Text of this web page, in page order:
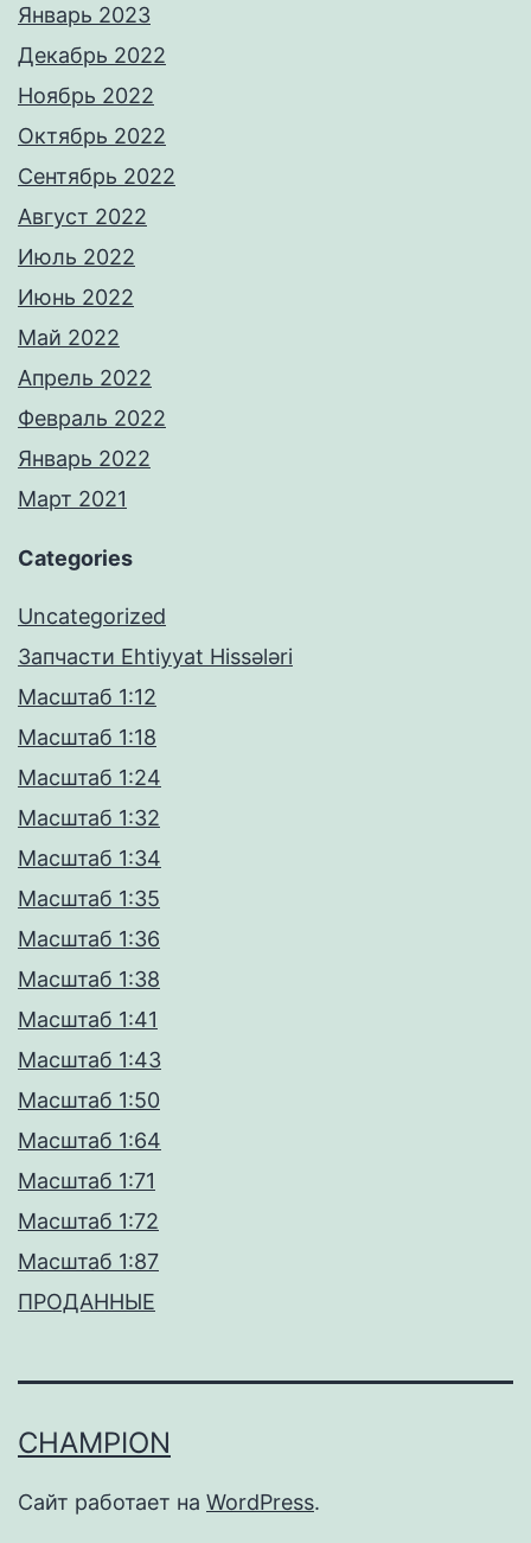
Январь 2023
Декабрь 2022
Ноябрь 2022
Октябрь 2022
Сентябрь 2022
Август 2022
Июль 2022
Июнь 2022
Май 2022
Апрель 2022
Февраль 2022
Январь 2022
Март 2021
Categories
Uncategorized
Запчасти Ehtiyyat Hissələri
Масштаб 1:12
Масштаб 1:18
Масштаб 1:24
Масштаб 1:32
Масштаб 1:34
Масштаб 1:35
Масштаб 1:36
Масштаб 1:38
Масштаб 1:41
Масштаб 1:43
Масштаб 1:50
Масштаб 1:64
Масштаб 1:71
Масштаб 1:72
Масштаб 1:87
ПРОДАННЫЕ
CHAMPION
Сайт работает на WordPress.